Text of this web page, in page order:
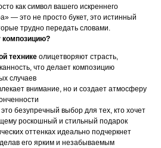
как символ вашего искреннего
— это не просто букет, это истинный
трудно передать словами.
композицию?
технике олицетворяют страсть,
что делает композицию
случаев
внимание, но и создает атмосферу
безупречный выбор для тех, кто хочет
роскошный и стильный подарок
оттенках идеально подчеркнет
его ярким и незабываемым